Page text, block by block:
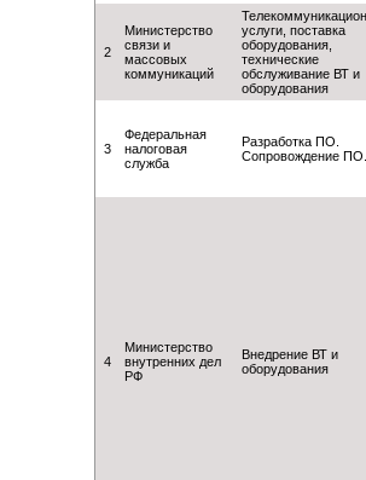
2
Министерство
связи и
массовых
коммуникаций
услуги, поставка
оборудования,
технические
обслуживание ВТ и
оборудования
3
Федеральная
налоговая
служба
Разработка ПО.
Сопровождение ПО.
4
Министерство
внутренних дел
РФ
Внедрение ВТ и
оборудования